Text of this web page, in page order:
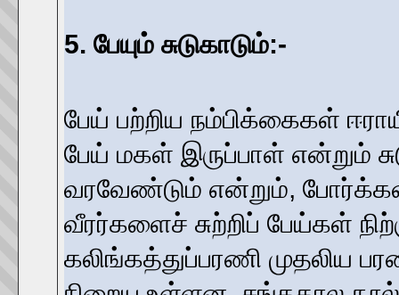
5. பேயும் சுடுகாடும்:-
பேய் பற்றிய நம்பிக்கைகள்
பேய் மகள் இருப்பாள் என்றும்
வரவேண்டும் என்றும்,
வீரர்களைச் சுற்றிப் பேய்கள்
கலிங்கத்துப்பரணி முதலிய